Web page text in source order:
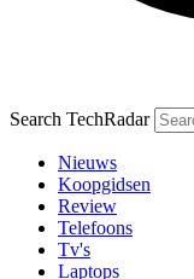
Search TechRadar
Nieuws
Koopgidsen
Review
Telefoons
Tv's
Laptops